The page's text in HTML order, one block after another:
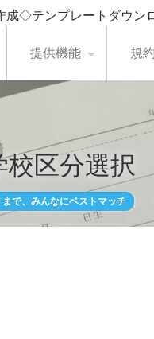
成◇テンプレートダウ
提供機能 規
区分選択
で、みんなにベストマッチ